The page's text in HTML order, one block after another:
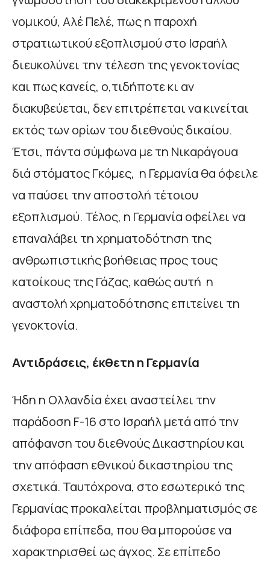
νομικού, Αλέ Πελέ, πως η παροχή
στρατιωτικού εξοπλισμού στο Ισραήλ
διευκολύνει την τέλεση της γενοκτονίας
και πως κανείς, ο,τιδήποτε κι αν
διακυβεύεται, δεν επιτρέπεται να κινείται
εκτός των ορίων του διεθνούς δικαίου.
Έτσι, πάντα σύμφωνα με τη Νικαράγουα
διά στόματος Γκόμες, η Γερμανία θα όφειλε
να παύσει την αποστολή τέτοιου
εξοπλισμού. Τέλος, η Γερμανία οφείλει να
επαναλάβει τη χρηματοδότηση της
ανθρωπιστικής βοήθειας προς τους
κατοίκους της Γάζας, καθώς αυτή η
αναστολή χρηματοδότησης επιτείνει τη
γενοκτονία.
Αντιδράσεις, έκθετη η Γερμανία
Ήδη η Ολλανδία έχει αναστείλει την
παράδοση F-16 στο Ισραήλ μετά από την
απόφανση του διεθνούς Δικαστηρίου και
την απόφαση εθνικού δικαστηρίου της
σχετικά. Ταυτόχρονα, στο εσωτερικό της
Γερμανίας προκαλείται προβληματισμός σε
διάφορα επίπεδα, που θα μπορούσε να
χαρακτηρισθεί ως άγχος. Σε επίπεδο